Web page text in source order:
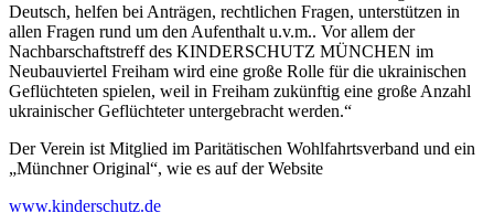
Deutsch, helfen bei Anträgen, rechtlichen Fragen, unterstützen in
allen Fragen rund um den Aufenthalt u.v.m.. Vor allem der
Nachbarschaftstreff des KINDERSCHUTZ MÜNCHEN im
Neubauviertel Freiham wird eine große Rolle für die ukrainischen
Geflüchteten spielen, weil in Freiham zukünftig eine große Anzahl
ukrainischer Geflüchteter untergebracht werden.“
Der Verein ist Mitglied im Paritätischen Wohlfahrtsverband und ein
„Münchner Original“, wie es auf der Website
www.kinderschutz.de